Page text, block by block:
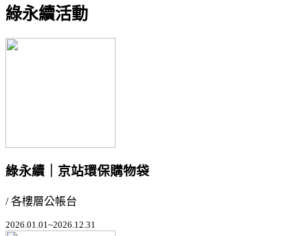
綠永續活動
綠永續｜京站環保購物袋
/ 各樓層公帳台
2026.01.01~2026.12.31